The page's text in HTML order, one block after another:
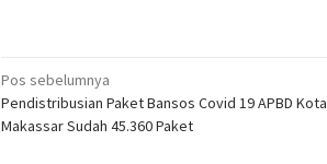
Navigasi
pos
Pos sebelumnya
Pendistribusian Paket Bansos Covid 19 APBD Kota
Makassar Sudah 45.360 Paket